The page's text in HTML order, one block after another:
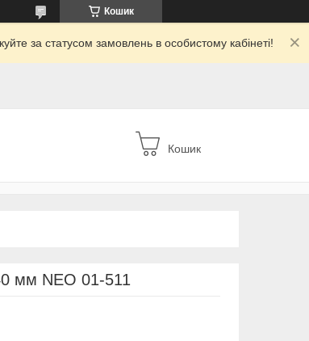
Кошик
за статусом замовлень в особистому кабінеті!
Кошик
мм NEO 01-511